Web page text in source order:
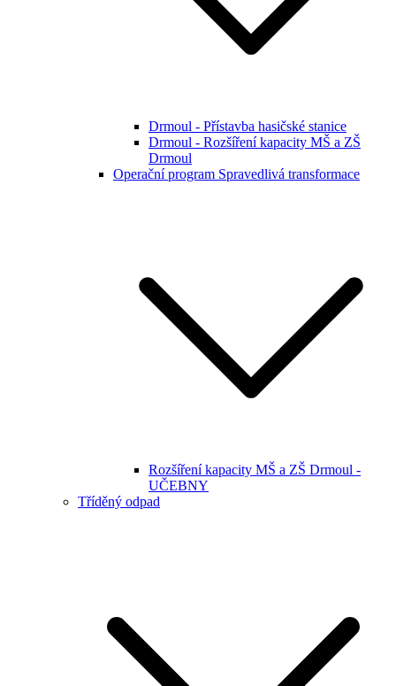
Drmoul - Přístavba hasičské stanice
Drmoul - Rozšíření kapacity MŠ a ZŠ
Drmoul
Operační program Spravedlivá transformace
Rozšíření kapacity MŠ a ZŠ Drmoul -
UČEBNY
Tříděný odpad